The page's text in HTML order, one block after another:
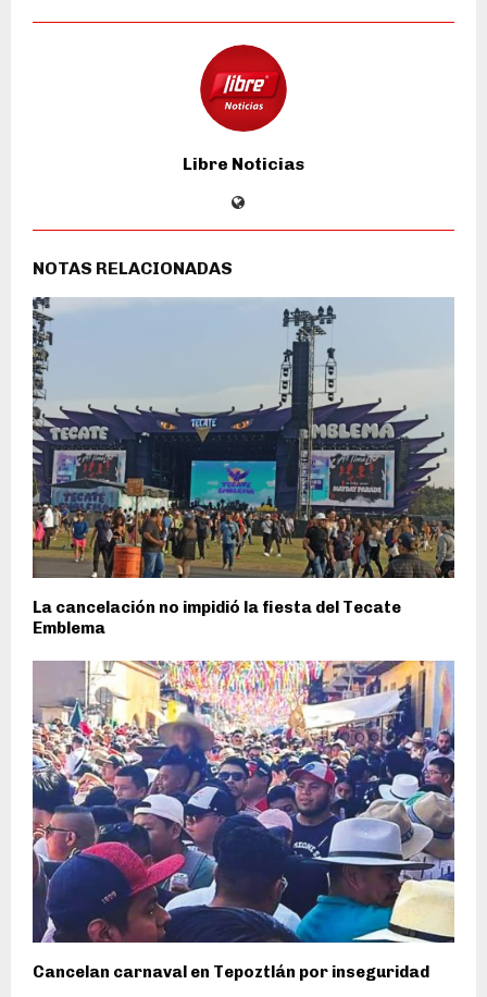
Libre Noticias
NOTAS RELACIONADAS
La cancelación no impidió la fiesta del Tecate
Emblema
Cancelan carnaval en Tepoztlán por inseguridad